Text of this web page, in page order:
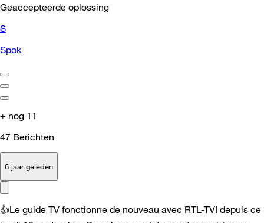
Geaccepteerde oplossing
S
Spok
+ nog 11
47 Berichten
6 jaar geleden
👍Le guide TV fonctionne de nouveau avec RTL-TVI depuis ce